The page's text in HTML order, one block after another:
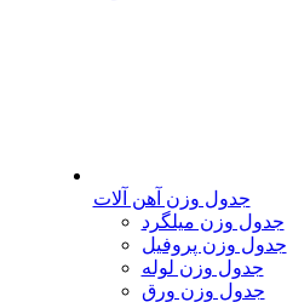
جدول وزن آهن آلات
جدول وزن میلگرد
جدول وزن پروفیل
جدول وزن لوله
جدول وزن ورق